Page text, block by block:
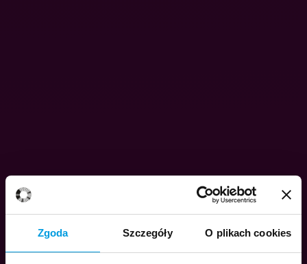
Zgoda Szczegóły O plikach cookies